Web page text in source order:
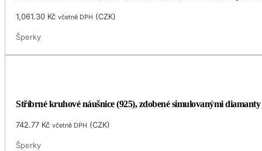
1,061.30 Kč včetně DPH (CZK)
Šperky
Stříbrné kruhové náušnice (925), zdobené simulovanými diamanty
742.77 Kč včetně DPH (CZK)
Šperky